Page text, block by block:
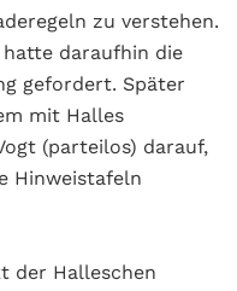
zu verstehen.
daraufhin die
gefordert. Später
mit Halles
(parteilos) darauf,
Hinweistafeln
der Halleschen